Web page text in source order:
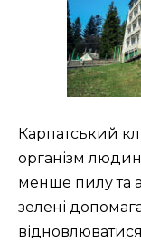
Карпатський
організм
менше пилу та
зелені